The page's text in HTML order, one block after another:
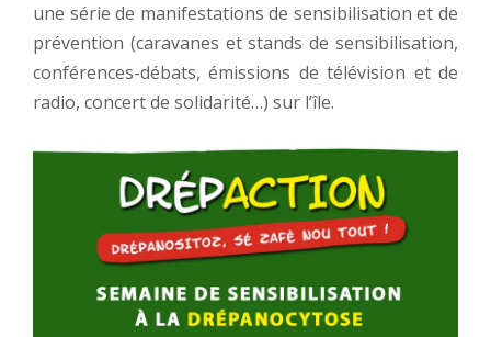
une série de manifestations de sensibilisation et de
prévention (caravanes et stands de sensibilisation,
conférences-débats, émissions de télévision et de
radio, concert de solidarité…) sur l’île.